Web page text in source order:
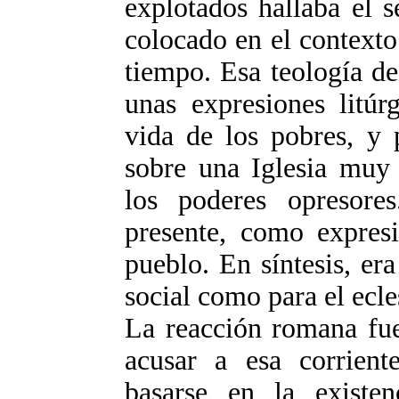
explotados hallaba el
colocado en el
tiempo. Esa teología
unas expresiones
vida de los pobres, y
sobre una Iglesia
los poderes
presente, como
pueblo. En síntesis,
social como para el
La reacción romana
acusar a esa
basarse en la